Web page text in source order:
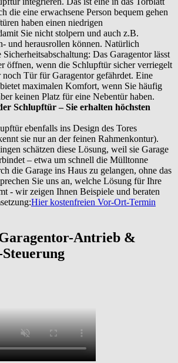
die eine erwachsene Person bequem gehen
haben einen niedrigen
Sie nicht stolpern und auch z.B.
und herausrollen können. Natürlich
Das Garagentor lässt
öffnen, wenn die Schlupftür sicher verriegelt
Tür für Garagentor gefährdet. Eine
maximalen Komfort, wenn Sie häufig
keinen Platz für eine Nebentür haben.
Schlupftür – Sie erhalten höchsten
ebenfalls ins Design des Tores
sie nur an der feinen Rahmenkontur).
schätzen diese Lösung, weil sie Garage
– etwa um schnell die Mülltonne
die Garage ins Haus zu gelangen, ohne das
Sie uns an, welche Lösung für Ihre
- wir zeigen Ihnen Beispiele und beraten
Hier kostenfreien Vor-Ort-Termin
Antrieb &